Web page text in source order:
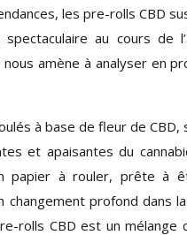
les pre-rolls CBD
au cours de
amène à analyser en
à base de fleur de
et apaisantes du
papier à rouler, prête à
changement profond dans
rolls CBD est un